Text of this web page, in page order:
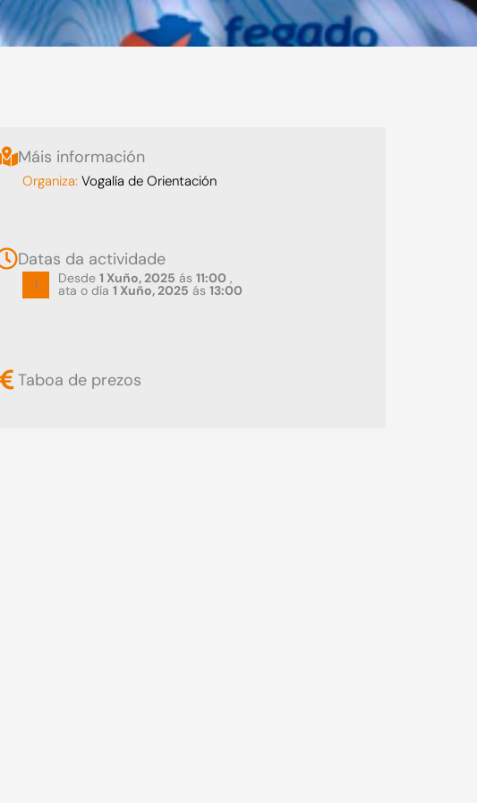
Máis información
Organiza: Vogalía de Orientación
Datas da actividade
1 Desde 1 Xuño, 2025 ás 11:00 ,
ata o día 1 Xuño, 2025 ás 13:00
Taboa de prezos